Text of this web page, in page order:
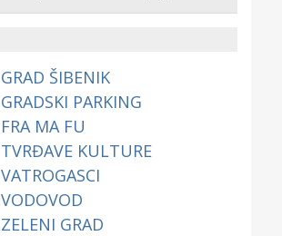
GRAD ŠIBENIK
GRADSKI PARKING
FRA MA FU
TVRĐAVE KULTURE
VATROGASCI
VODOVOD
ZELENI GRAD